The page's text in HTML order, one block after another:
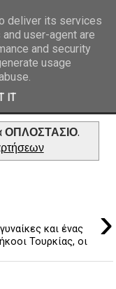
NET
ΟΠΛΟΣΤΑΣΙΟ.
›
και ένας
Τουρκίας, οι
deliver its services
user-agent are
and security
usage
IT